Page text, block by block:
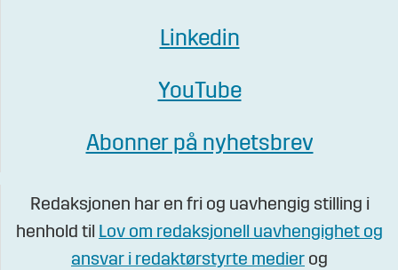
Linkedin
YouTube
Abonner på nyhetsbrev
Redaksjonen har en fri og uavhengig stilling i
henhold til Lov om redaksjonell uavhengighet og
ansvar i redaktørstyrte medier og